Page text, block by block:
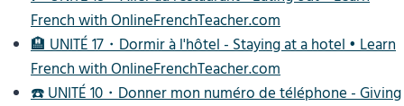
French with OnlineFrenchTeacher.com
🏨 UNITÉ 17・Dormir à l'hôtel - Staying at a hotel • Learn
French with OnlineFrenchTeacher.com
☎️ UNITÉ 10・Donner mon numéro de téléphone - Giving